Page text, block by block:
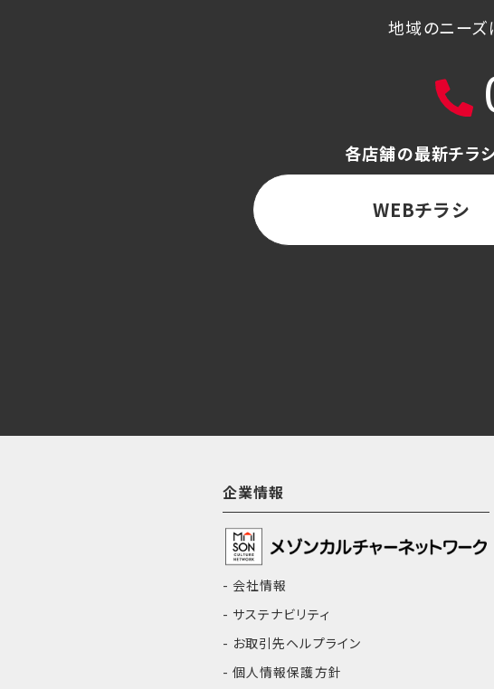
地域のニーズ
各店舗の最新チラ
WEBチラシ
企業情報
会社情報
サステナビリティ
お取引先ヘルプライン
個人情報保護方針